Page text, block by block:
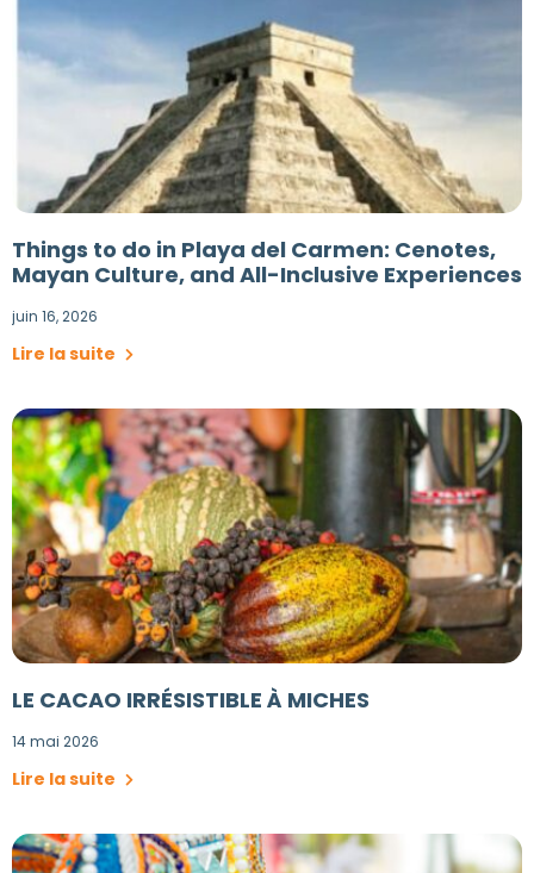
Things to do in Playa del Carmen: Cenotes,
Mayan Culture, and All-Inclusive Experiences
juin 16, 2026
Lire la suite
LE CACAO IRRÉSISTIBLE À MICHES
14 mai 2026
Lire la suite